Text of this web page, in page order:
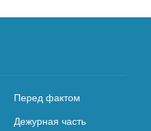
Перед фактом
Дежурная часть